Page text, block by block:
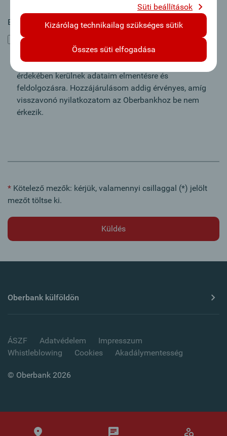
Beleegyezés*
Beleegyezem, hogy az Oberbank saját ügyemben
felvegye velem a kapcsolatot. Kifejezetten hozzájárulok
adataim elektronikus tárolásához. Ügyem intézése
érdekében kerülnek adataim elmentésre és
feldolgozásra. Hozzájárulásom addig érvényes, amíg
visszavonó nyilatkozatom az Oberbankhoz be nem
érkezik.
* Kötelező mezők: kérjük, valamennyi csillaggal (*) jelölt
mezőt töltse ki.
Süti beállítások
Kizárólag technikailag szükséges sütik
Összes süti elfogadása
Oberbank külföldön
ÁSZF Adatvédelem
Impresszum
Whistleblowing
Cookies Akadálymentesség
© Oberbank 2026